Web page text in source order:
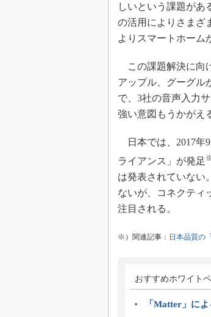
しいという課題があ
の活用によりさまざ
よりスマートホーム
この課題解決に向
アップル、グーグル
で、3社の音声入力
強い意図もうかがえ
日本では、2017年
ライアンス」が発足
は発表されていない
ないが、コネクティ
注目される。
※）関連記事： 日本品質の
おすすめホワイト
「Matter」に